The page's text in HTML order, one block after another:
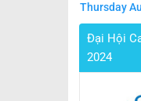
Thursday
Đại Hội
2024